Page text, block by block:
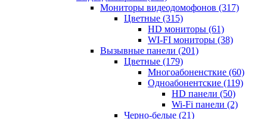
Мониторы видеодомофонов (317)
Цветные (315)
HD мониторы (61)
WI-FI мониторы (38)
Вызывные панели (201)
Цветные (179)
Многоабоненсткие (60)
Одноабонентские (119)
HD панели (50)
Wi-Fi панели (2)
Черно-белые (21)